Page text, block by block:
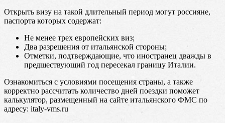
Открыть визу на такой длительный период могут россияне,
паспорта которых содержат:
Не менее трех европейских виз;
Два разрешения от итальянской стороны;
Отметки, подтверждающие, что иностранец дважды в
предшествующий год пересекал границу Италии.
Ознакомиться с условиями посещения страны, а также
корректно рассчитать количество дней поездки поможет
калькулятор, размещенный на сайте итальянского ФМС по
адресу: italy-vms.ru